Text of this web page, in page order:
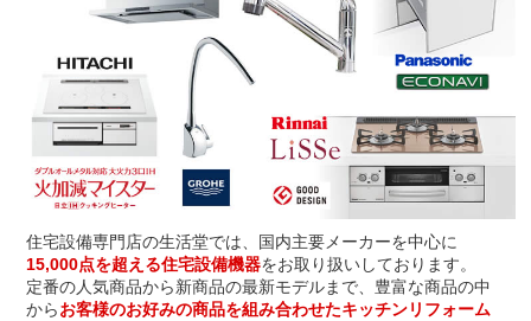
住宅設備専門店の生活堂では、国内主要メーカーを中心に
15,000点を超える住宅設備機器をお取り扱いしております。
定番の人気商品から新商品の最新モデルまで、豊富な商品の中
からお客様のお好みの商品を組み合わせたキッチンリフォーム